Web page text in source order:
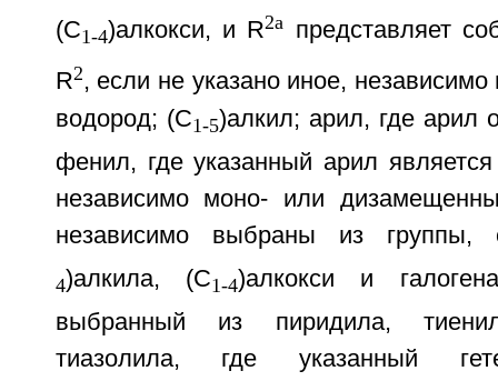
(С1-4)алкокси, и R2a
представляет
R2, если не указано иное,
водород; (С1-5)алкил; арил, где арил
фенил, где указанный арил
независимо моно- или
независимо выбраны из
4)алкила, (C1-4)алкокси и
выбранный из пиридила,
тиазолила, где указанный